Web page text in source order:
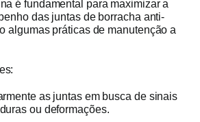
é fundamental para maximizar a
das juntas de borracha anti-
algumas práticas de manutenção a
as juntas em busca de sinais
ou deformações.